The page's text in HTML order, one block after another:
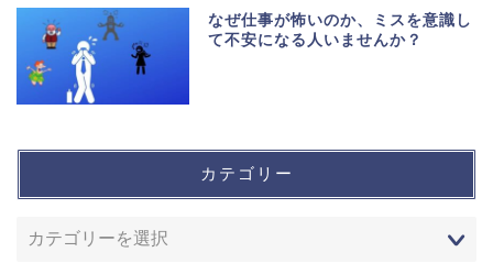
なぜ仕事が怖いのか、ミスを意識し
て不安になる人いませんか？
カテゴリー